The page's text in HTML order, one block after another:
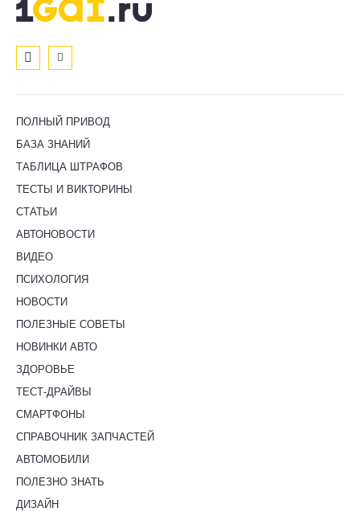
ПОЛНЫЙ ПРИВОД
БАЗА ЗНАНИЙ
ТАБЛИЦА ШТРАФОВ
ТЕСТЫ И ВИКТОРИНЫ
СТАТЬИ
АВТОНОВОСТИ
ВИДЕО
ПСИХОЛОГИЯ
НОВОСТИ
ПОЛЕЗНЫЕ СОВЕТЫ
НОВИНКИ АВТО
ЗДОРОВЬЕ
ТЕСТ-ДРАЙВЫ
СМАРТФОНЫ
СПРАВОЧНИК ЗАПЧАСТЕЙ
АВТОМОБИЛИ
ПОЛЕЗНО ЗНАТЬ
ДИЗАЙН